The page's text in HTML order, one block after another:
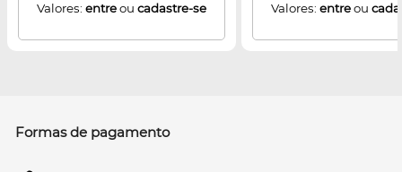
Valores: entreou cadastre-se Valores: entreou
Formas de pagamento